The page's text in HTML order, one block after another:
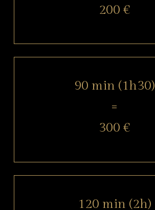
200 €
90 min (1h30)
=
300 €
120 min (2h)